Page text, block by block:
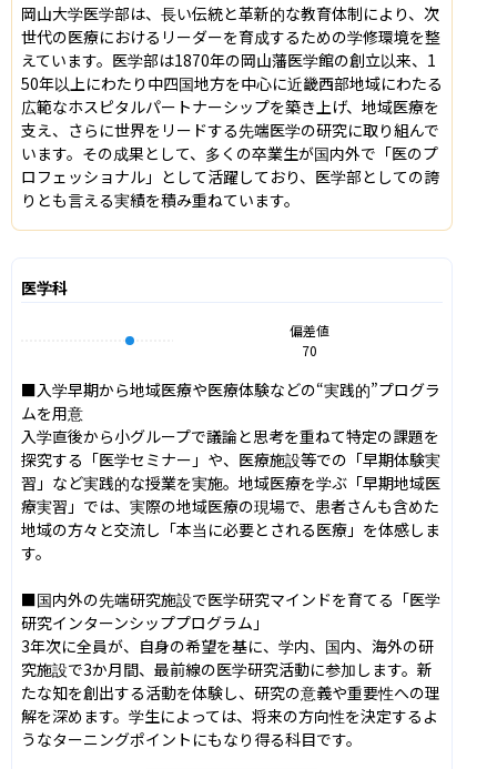
岡山大学医学部は、長い伝統と革新的な教育体制により、次
世代の医療におけるリーダーを育成するための学修環境を整
えています。医学部は1870年の岡山藩医学館の創立以来、1
50年以上にわたり中四国地方を中心に近畿西部地域にわたる
広範なホスピタルパートナーシップを築き上げ、地域医療を
支え、さらに世界をリードする先端医学の研究に取り組んで
います。その成果として、多くの卒業生が国内外で「医のプ
ロフェッショナル」として活躍しており、医学部としての誇
りとも言える実績を積み重ねています。
医学科
偏差値
70
■入学早期から地域医療や医療体験などの“実践的”プログラ
ムを用意
入学直後から小グループで議論と思考を重ねて特定の課題を
探究する「医学セミナー」や、医療施設等での「早期体験実
習」など実践的な授業を実施。地域医療を学ぶ「早期地域医
療実習」では、実際の地域医療の現場で、患者さんも含めた
地域の方々と交流し「本当に必要とされる医療」を体感しま
す。
■国内外の先端研究施設で医学研究マインドを育てる「医学
研究インターンシッププログラム」
3年次に全員が、自身の希望を基に、学内、国内、海外の研
究施設で3か月間、最前線の医学研究活動に参加します。新
たな知を創出する活動を体験し、研究の意義や重要性への理
解を深めます。学生によっては、将来の方向性を決定するよ
うなターニングポイントにもなり得る科目です。